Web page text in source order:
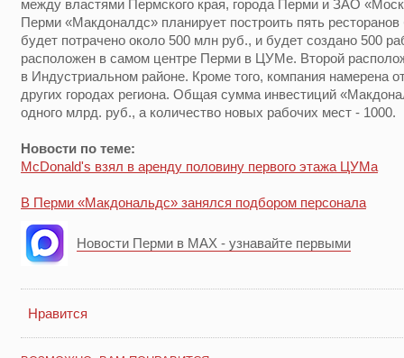
между властями Пермского края, города Перми и ЗАО
Перми «Макдоналдс» планирует построить пять
будет потрачено около 500 млн руб., и будет создано 500
расположен в самом центре Перми в ЦУМе. Второй
в Индустриальном районе. Кроме того, компания намерена
других городах региона. Общая сумма инвестиций
одного млрд. руб., а количество новых рабочих мест - 1000.
Новости по теме:
McDonald's взял в аренду половину первого этажа ЦУМа
В Перми «Макдональдс» занялся подбором персонала
Новости Перми в MAX - узнавайте первыми
Нравится